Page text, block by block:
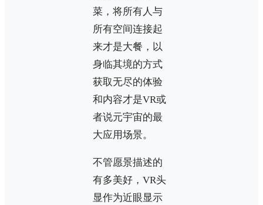
菜，将所有人与
所有空间连接起
来才是大餐，以
身临其境的方式
获取无尽的体验
和内容才是VR或
者说元宇宙的最
大应用场景。
不管愿景描述的
有多美好，VR头
显作为近眼显示